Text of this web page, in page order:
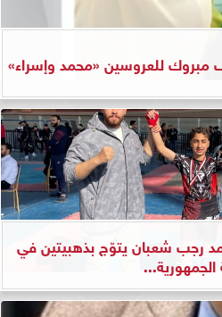
مبروك للعروسين «محمد وإسراء»
رجب شعبان يتوّج بذهبيتين في